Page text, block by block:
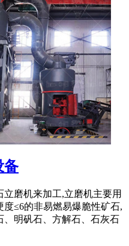
备
磨机来加工,立磨机主要用
≤6的非易燃易爆脆性矿石,
明矾石、方解石、石灰石